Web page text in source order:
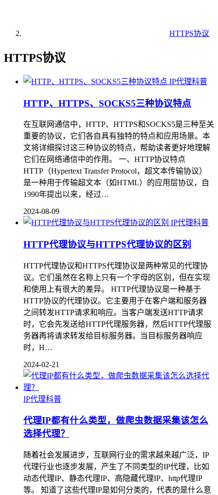
HTTPS协议
HTTPS协议
IP代理科普
HTTP、HTTPS、SOCKS5三种协议特点
在互联网通信中，HTTP、HTTPS和SOCKS5是三种至关
重要的协议，它们各自具有独特的特点和应用场景。本
文将详细探讨这三种协议的特点，帮助读者更好地理解
它们在网络通信中的作用。 一、HTTP协议特点
HTTP（Hypertext Transfer Protocol，超文本传输协议）
是一种用于传输超文本（如HTML）的应用层协议，自
1990年提出以来，经过…
2024-08-09
IP代理科普
HTTP代理协议与HTTPS代理协议的区别
HTTP代理协议和HTTPS代理协议是两种常见的代理协
议。它们虽然在名称上只有一个字母的区别，但在实现
和使用上有很大的差异。 HTTP代理协议是一种基于
HTTP协议的代理协议。它主要用于在客户端和服务器
之间转发HTTP请求和响应。当客户端发送HTTP请求
时，它会先发送给HTTP代理服务器，然后HTTP代理服
务器再将请求转发给目标服务器。当目标服务器响应
时，H…
2024-02-21
IP代理科普
代理IP都有什么类型，做爬虫数据采集该怎么
选择代理？
随着社会发展进步，互联网行业的需求越来越广泛，IP
代理行业也逐步发展，产生了不同类型的IP代理，比如
动态代理IP、静态代理IP、高隐藏代理IP、http代理IP
等。 知道了这些代理IP是如何分类的，代表的是什么意